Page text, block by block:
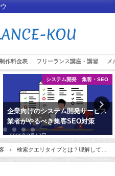
ウ
作料金表 フリーランス講座・講習 メ
システム開発 集客・SEO
企業向けのシステム開発サービス
業者がやるべき集客SEO対策
2026年3月17日
検索クエリタイプとは？理解してリ